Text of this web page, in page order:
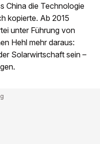
China die Technologie
kopierte. Ab 2015
unter Führung von
Hehl mehr daraus:
Solarwirtschaft sein –